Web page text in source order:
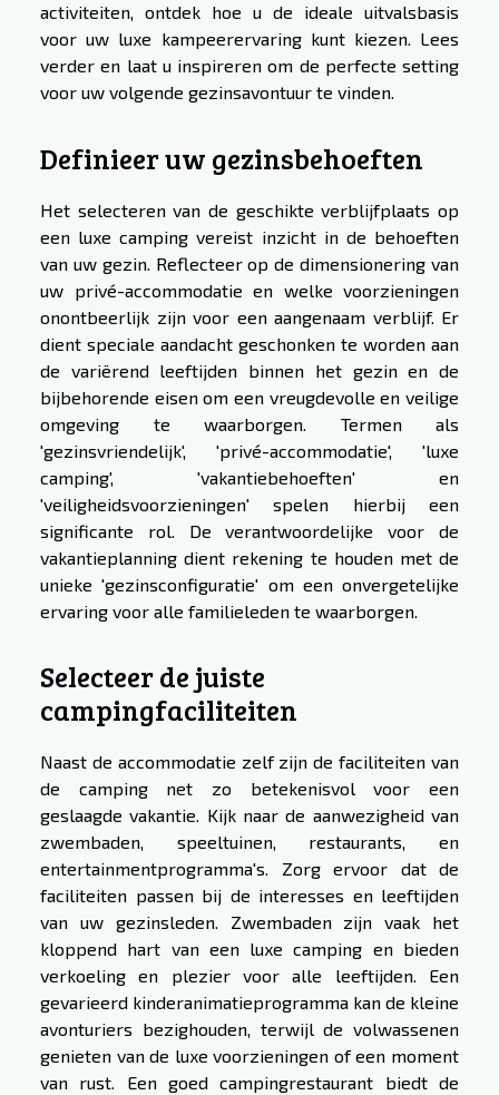
activiteiten, ontdek hoe u de ideale uitvalsbasis
voor uw luxe kampeerervaring kunt kiezen. Lees
verder en laat u inspireren om de perfecte setting
voor uw volgende gezinsavontuur te vinden.
Definieer uw gezinsbehoeften
Het selecteren van de geschikte verblijfplaats op
een luxe camping vereist inzicht in de behoeften
van uw gezin. Reflecteer op de dimensionering van
uw privé-accommodatie en welke voorzieningen
onontbeerlijk zijn voor een aangenaam verblijf. Er
dient speciale aandacht geschonken te worden aan
de variërend leeftijden binnen het gezin en de
bijbehorende eisen om een vreugdevolle en veilige
omgeving te waarborgen. Termen als
'gezinsvriendelijk', 'privé-accommodatie', 'luxe
camping', 'vakantiebehoeften' en
'veiligheidsvoorzieningen' spelen hierbij een
significante rol. De verantwoordelijke voor de
vakantieplanning dient rekening te houden met de
unieke 'gezinsconfiguratie' om een onvergetelijke
ervaring voor alle familieleden te waarborgen.
Selecteer de juiste
campingfaciliteiten
Naast de accommodatie zelf zijn de faciliteiten van
de camping net zo betekenisvol voor een
geslaagde vakantie. Kijk naar de aanwezigheid van
zwembaden, speeltuinen, restaurants, en
entertainmentprogramma's. Zorg ervoor dat de
faciliteiten passen bij de interesses en leeftijden
van uw gezinsleden. Zwembaden zijn vaak het
kloppend hart van een luxe camping en bieden
verkoeling en plezier voor alle leeftijden. Een
gevarieerd kinderanimatieprogramma kan de kleine
avonturiers bezighouden, terwijl de volwassenen
genieten van de luxe voorzieningen of een moment
van rust. Een goed campingrestaurant biedt de